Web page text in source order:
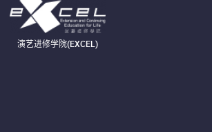
演艺进修学院(EXCEL)